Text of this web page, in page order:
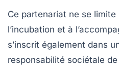
Ce partenariat ne se
l’incubation et à
s’inscrit également dans
responsabilité sociétale